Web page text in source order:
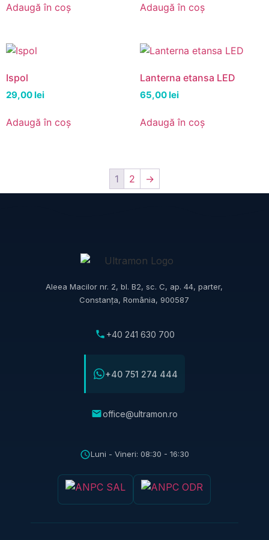
Adaugă în coș Adaugă în coș
Ispol
29,00lei
Adaugă în coș
Lanterna etansa LED
65,00lei
Adaugă în coș
1 2 →
Aleea Macilor nr. 2, bl. B2, sc. C, ap. 44, parter,
Constanța, România, 900587
+40 241 630 700
+40 751 274 444
office@ultramon.ro
Luni - Vineri: 08:30 - 16:30